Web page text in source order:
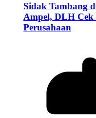
Sidak Tambang
Ampel, DLH Cek
Perusahaan